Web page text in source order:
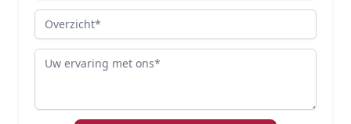
Overzicht
Review